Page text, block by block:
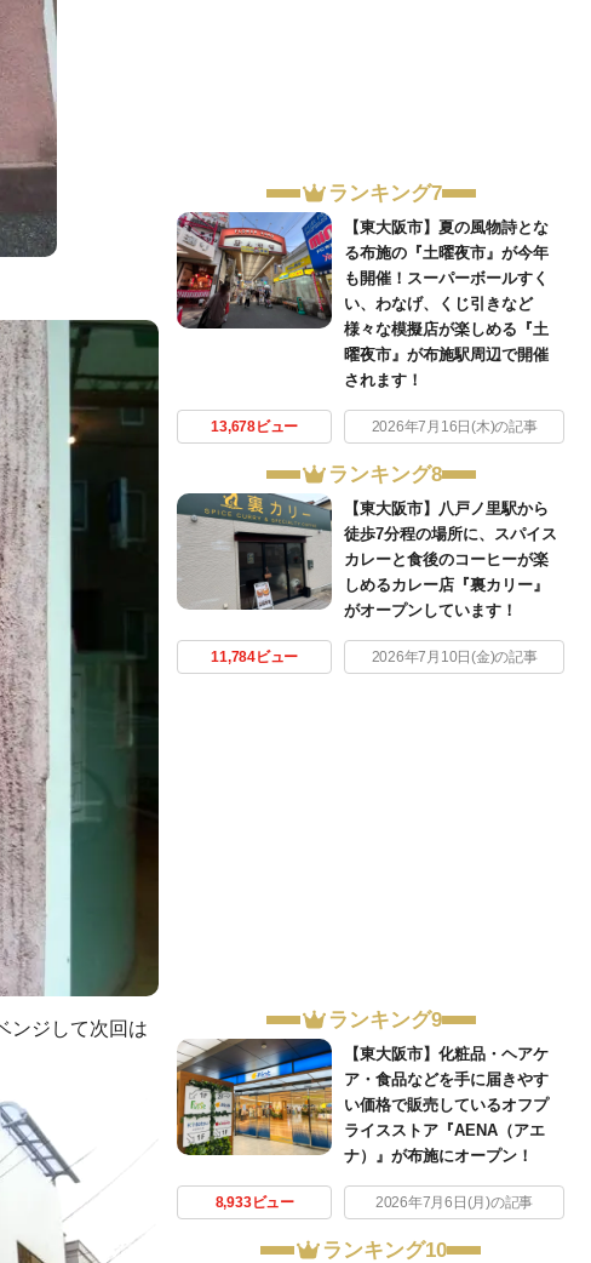
ンジして次回は
ランキング7
【東大阪市】夏の風物詩とな
る布施の『土曜夜市』が今年
も開催！スーパーボールすく
い、わなげ、くじ引きなど
様々な模擬店が楽しめる『土
曜夜市』が布施駅周辺で開催
されます！
13,678ビュー 2026年7月16日(木)の記事
ランキング8
【東大阪市】八戸ノ里駅から
徒歩7分程の場所に、スパイス
カレーと食後のコーヒーが楽
しめるカレー店『裏カリー』
がオープンしています！
11,784ビュー 2026年7月10日(金)の記事
ランキング9
【東大阪市】化粧品・ヘアケ
ア・食品などを手に届きやす
い価格で販売しているオフプ
ライスストア『AENA（アエ
ナ）』が布施にオープン！
8,933ビュー 2026年7月6日(月)の記事
ランキング10